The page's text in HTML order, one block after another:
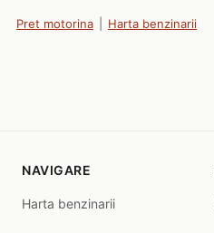
Pret motorina Harta benzinarii
NAVIGARE
Harta benzinarii